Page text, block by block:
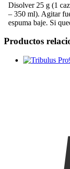
Disolver 25 g (1
– 350 ml). Agitar
espuma baje. Si
Productos